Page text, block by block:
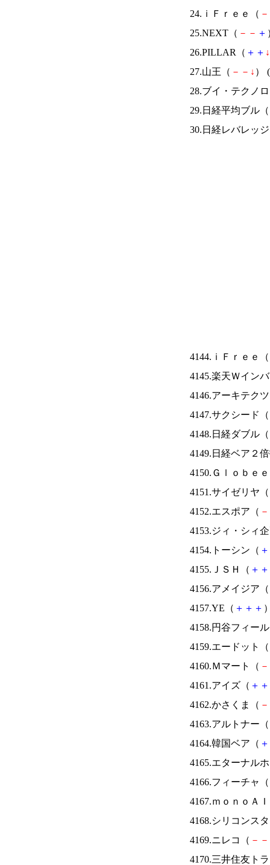
24.ｉＦｒｅｅ（ －
25.NEXT（ － － ＋
26.PILLAR（ ＋ ＋ ↓
27.山王（ － － ↓ ） (
28.ブイ・テクノ
29.日経平均ブル（
30.日経レバレッ
4144.ｉＦｒｅｅ（
4145.楽天Ｗイン
4146.アーキテク
4147.サクシード（
4148.日経ダブル（
4149.日経ベア２
4150.Ｇｌｏｂｅ
4151.サイゼリヤ（
4152.エスポア（ －
4153.ジィ・シィ
4154.トーシン（ ＋
4155.ＪＳＨ（ ＋ ＋
4156.アメイジア（
4157.YE（ ＋ ＋ ＋
4158.円谷フィー
4159.エードット（
4160.Ｍマート（ －
4161.アイズ（ ＋ ＋
4162.かさくま（ －
4163.アルトナー（
4164.韓国ベア（ ＋
4165.エターナル
4166.フィーチャ（
4167.ｍｏｎｏＡ
4168.シリコンス
4169.ニレコ（ － －
4170.三井住友ト